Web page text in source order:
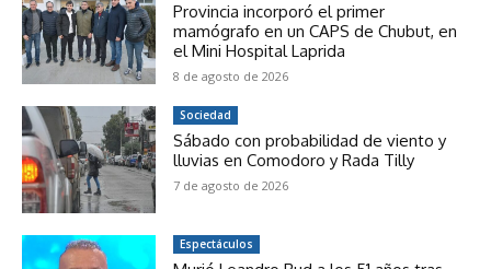
Provincia incorporó el primer
mamógrafo en un CAPS de Chubut, en
el Mini Hospital Laprida
8 de agosto de 2026
Sociedad
Sábado con probabilidad de viento y
lluvias en Comodoro y Rada Tilly
7 de agosto de 2026
Espectáculos